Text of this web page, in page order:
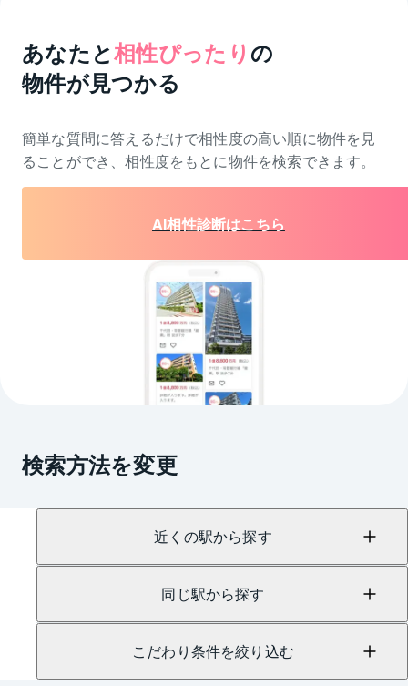
あなたと相性ぴったり の
物件が見つかる
簡単な質問に答えるだけで相性度の高い順に物件を 見
ることができ、相性度をもとに物件を検索できます。
AI相性診断はこちら
検索方法を変更
近くの駅から探す
同じ駅から探す
こだわり条件を絞り込む